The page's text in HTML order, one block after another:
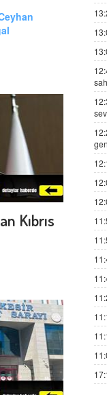
Kıbrıs